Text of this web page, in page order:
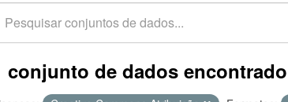
conjunto de dados encontrado